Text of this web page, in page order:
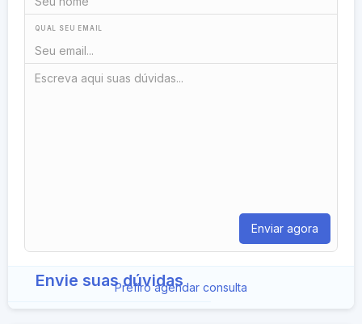
Prefiro agendar consulta
QUAL SEU EMAIL
Envie suas dúvidas